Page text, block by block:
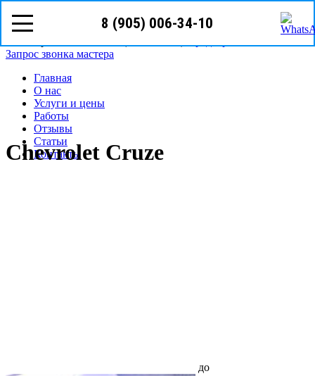
8 (905) 006-34-10
8 (905)
г. Уфа ул. Владивостокская, д.1
Запрос звонка мастера
Главная
О нас
Услуги и цены
Работы
Отзывы
Статьи
Контакты
Chevrolet Cruze
до